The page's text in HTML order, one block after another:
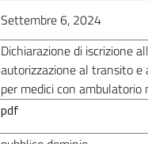
Settembre 6, 2024
Dichiarazione di iscrizione
autorizzazione al transito e
per medici con ambulatorio
pdf